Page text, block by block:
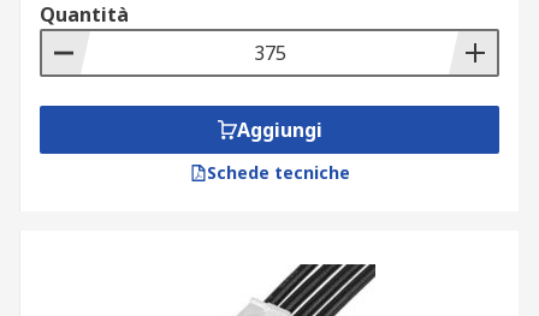
Quantità
Aggiungi
Schede tecniche